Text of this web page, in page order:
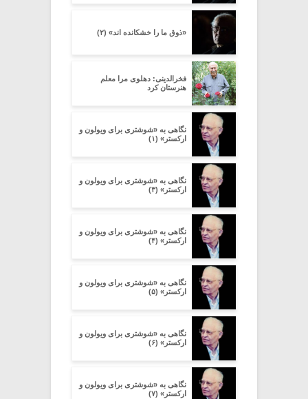
«ذوق ما را خشکانده اند» (۲)
فخرالدینی: دهلوی مرا معلم
هنرستان کرد
نگاهی به «شوشتری برای ویولون و
ارکستر» (۱)
نگاهی به «شوشتری برای ویولون و
ارکستر» (۳)
نگاهی به «شوشتری برای ویولون و
ارکستر» (۴)
نگاهی به «شوشتری برای ویولون و
ارکستر» (۵)
نگاهی به «شوشتری برای ویولون و
ارکستر» (۶)
نگاهی به «شوشتری برای ویولون و
ارکستر» (۷)